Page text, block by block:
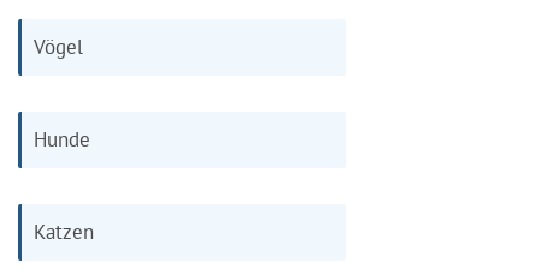
Vögel
Hunde
Katzen